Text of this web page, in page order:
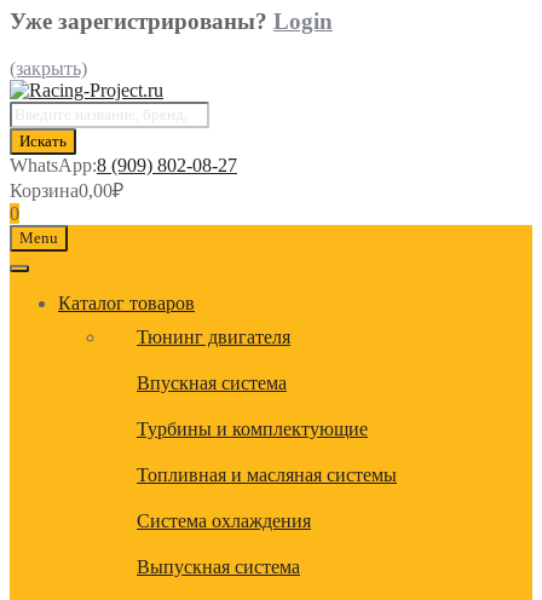
Уже зарегистрированы? Login
(закрыть)
Поиск
товаров
Искать
WhatsApp:8 (909) 802-08-27
Корзина0,00₽
0
Menu
Каталог товаров
Тюнинг двигателя
Впускная система
Турбины и комплектующие
Топливная и масляная системы
Система охлаждения
Выпускная система